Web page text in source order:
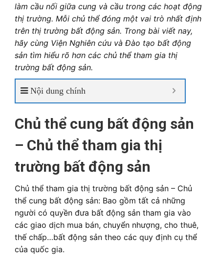
làm cầu nối giữa cung và cầu trong các hoạt động
thị trường. Mỗi chủ thể đóng một vai trò nhất định
trên thị trường bất động sản. Trong bài viết nay,
hãy cùng Viện Nghiên cứu và Đào tạo bất động
sản tìm hiểu rõ hơn các chủ thể tham gia thị
trường bất động sản.
Nội dung chính
Chủ thể cung bất động sản
– Chủ thể tham gia thị
trường bất động sản
Chủ thể tham gia thị trường bất động sản – Chủ
thể cung bất động sản: Bao gồm tất cả những
người có quyền đưa bất động sản tham gia vào
các giao dịch mua bán, chuyển nhượng, cho thuê,
thế chấp…bất động sản theo các quy định cụ thể
của quốc gia.